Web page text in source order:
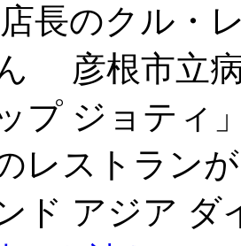
長のクル・
彦根市立
プ ジョティ
レストラン
ド アジア ダ